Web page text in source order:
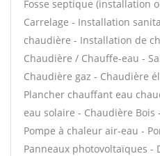
Fosse septique (installation
Carrelage - Installation
chaudière - Installation de
Chaudière / Chauffe-eau -
Chaudière gaz - Chaudière
Plancher chauffant eau
eau solaire - Chaudière
Pompe à chaleur air-eau -
Panneaux photovoltaïques -